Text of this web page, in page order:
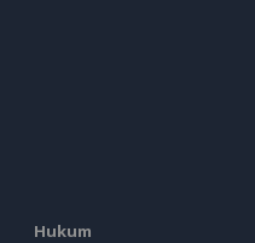
Hukum